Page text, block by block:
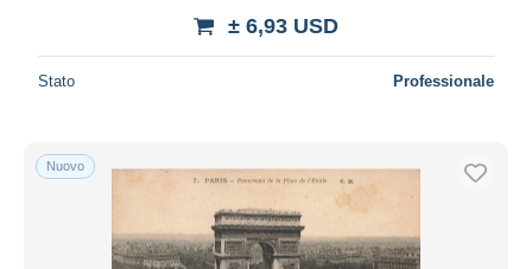
± 6,93 USD
Stato Professionale
Nuovo